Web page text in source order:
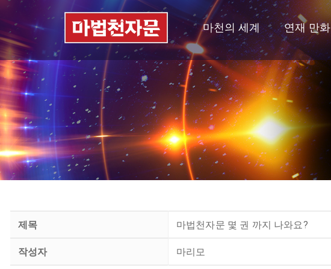
마천의 세계 연재 만화
제목 마법천자문 몇 권 까지 나와요?
작성자 마리모